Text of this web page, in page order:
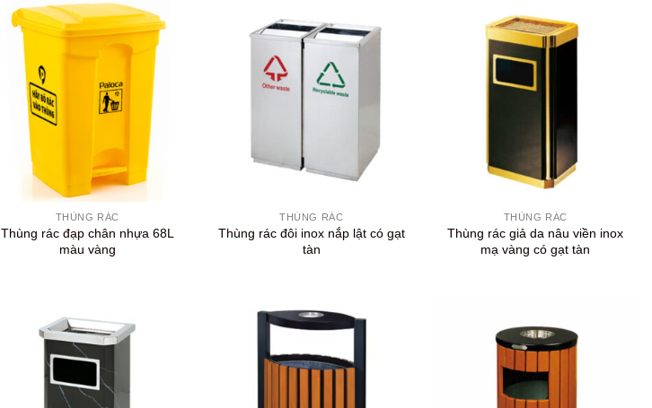
THÙNG RÁC
Thùng rác đạp chân nhựa 68L
màu vàng
THÙNG RÁC
Thùng rác đôi inox nắp lật có gạt
tàn
THÙNG RÁC
Thùng rác giả da nâu viền inox
mạ vàng có gạt tàn